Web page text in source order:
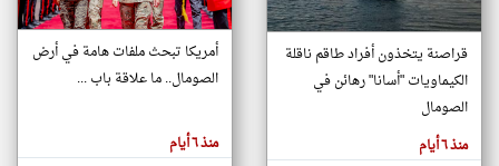
تغيير الدولة
اخبار الصومال على مدار الساعة
المقالات
هنا عن
وجهة
قراصنة يتخذون أفراد طاقم ناقلة
الكيماويات "أسانا" رهائن في
الصومال
منذ ٦ أيام
أمريكا تبحث ملفات هامة في أرض
الصومال.. ما علاقة باب ...
منذ ٦ أيام
klyoum.com